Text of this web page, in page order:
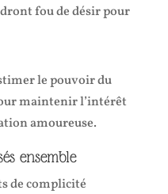
fou de désir pour
le pouvoir du
maintenir l’intérêt
amoureuse.
ensemble
de complicité